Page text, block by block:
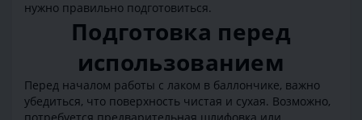
нужно правильно подготовиться.
Подготовка перед
использованием
Перед началом работы с лаком в баллончике, важно
убедиться, что поверхность чистая и сухая. Возможно,